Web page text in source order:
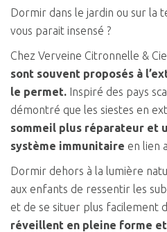
Dormir dans le jardin ou sur la
vous parait insensé ?
Chez Verveine Citronnelle &
sont souvent proposés à
le permet. Inspiré des pays
démontré que les siestes en
sommeil plus réparateur et
système immunitaire en lien
Dormir dehors à la lumière
aux enfants de ressentir les
et de se situer plus facilement
réveillent en pleine forme